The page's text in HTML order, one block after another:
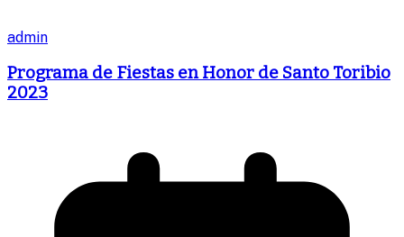
admin
Programa de Fiestas en Honor de Santo Toribio
2023